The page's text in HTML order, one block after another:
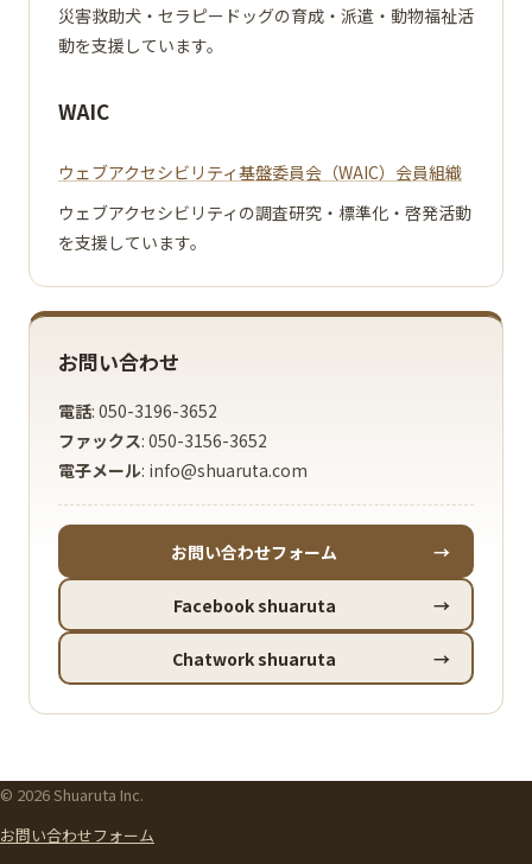
災害救助犬・セラピードッグの育成・派遣・動物福祉活
動を支援しています。
WAIC
ウェブアクセシビリティ基盤委員会（WAIC）会員組織
ウェブアクセシビリティの調査研究・標準化・啓発活動
を支援しています。
お問い合わせ
電話: 050-3196-3652
ファックス: 050-3156-3652
電子メール: info@shuaruta.com
お問い合わせフォーム →
Facebook shuaruta →
Chatwork shuaruta →
© 2026 Shuaruta Inc.
お問い合わせフォーム